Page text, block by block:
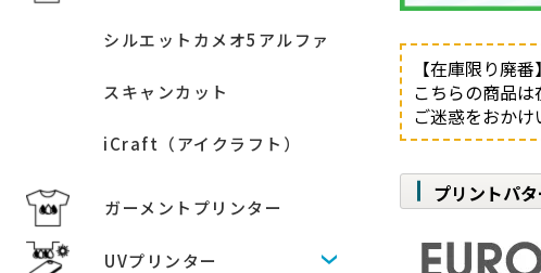
シルエットカメオ5アルファ
スキャンカット
iCraft（アイクラフト）
ガーメントプリンター
UVプリンター
【在庫限り廃番】
こちらの商品は
ご迷惑をおか
プリントパタ